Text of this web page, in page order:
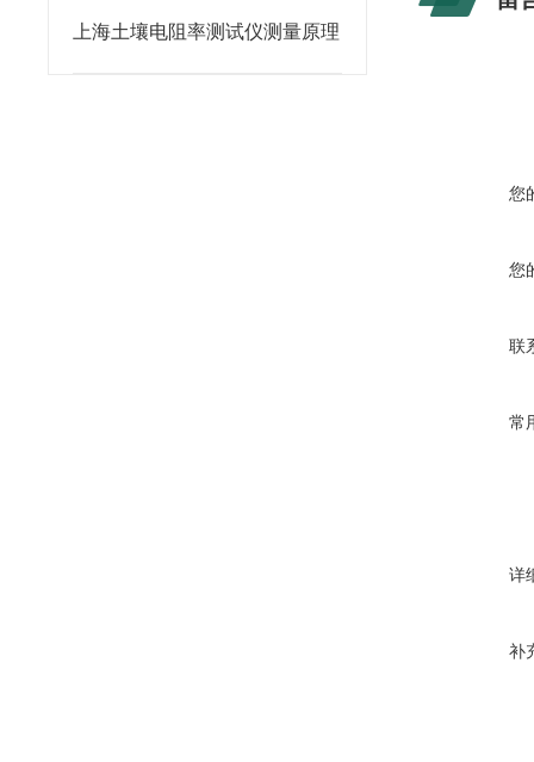
上海土壤电阻率测试仪测量原理
您
您
联
常
详
补